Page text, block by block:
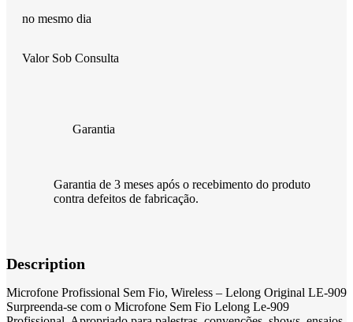
no mesmo dia
Valor Sob Consulta
Garantia
Garantia de 3 meses após o recebimento do produto
contra defeitos de fabricação.
Description
Microfone Profissional Sem Fio, Wireless – Lelong Original LE-909
Surpreenda-se com o Microfone Sem Fio Lelong Le-909